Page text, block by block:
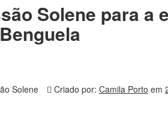
Solene para a
Solene Criado por: Camila Porto em